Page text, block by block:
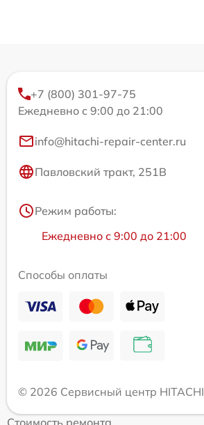
+7 (800) 301-97-75
Ежедневно с 9:00 до 21:00
info@hitachi-repair-center.ru
Павловский тракт, 251В
Режим работы:
Ежедневно с 9:00 до 21:00
Способы оплаты
© 2026 Сервисный центр HITACHI
Стоимость ремонта